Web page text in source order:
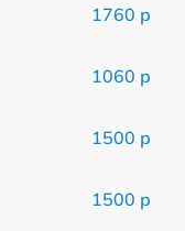
1760 р
1060 р
1500 р
1500 р